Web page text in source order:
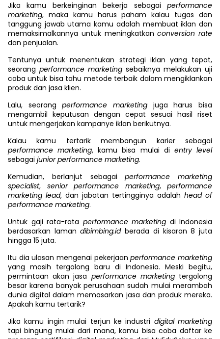
Jika kamu berkeinginan bekerja sebagai performance
marketing, maka kamu harus paham kalau tugas dan
tanggung jawab utama kamu adalah membuat iklan dan
memaksimalkannya untuk meningkatkanconversion rate
dan penjualan.
Tentunya untuk menentukan strategi iklan yang tepat,
seorang performance marketing sebaiknya melakukan uji
coba untuk bisa tahu metode terbaik dalam mengiklankan
produk dan jasa klien.
Lalu, seorangperformance marketing juga harus bisa
mengambil keputusan dengan cepat sesuai hasil riset
untuk mengerjakan kampanye iklan berikutnya.
Kalau kamu tertarik membangun karier sebagai
performance marketing, kamu bisa mulai di entry level
sebagai junior performance marketing.
Kemudian, berlanjut sebagaiperformance marketing
specialist, senior performance marketing, performance
marketing lead, dan jabatan tertingginya adalah head of
performance marketing.
Untuk gaji rata-rata performance marketing di Indonesia
berdasarkan lamandibimbing.idberada di kisaran 8 juta
hingga 15 juta.
Itu dia ulasan mengenai pekerjaanperformance marketing
yang masih tergolong baru di Indonesia. Meski begitu,
permintaan akan jasa performance marketing tergolong
besar karena banyak perusahaan sudah mulai merambah
dunia digital dalam memasarkan jasa dan produk mereka.
Apakah kamu tertarik?
Jika kamu ingin mulai terjun ke industri digital marketing
tapi bingung mulai dari mana, kamu bisa coba daftar ke